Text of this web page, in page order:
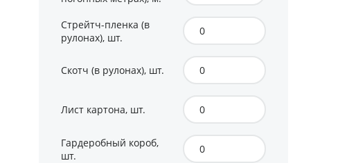
Стрейтч-пленка (в
рулонах), шт.
Скотч (в рулонах), шт.
Лист картона, шт.
Гардеробный короб,
шт.